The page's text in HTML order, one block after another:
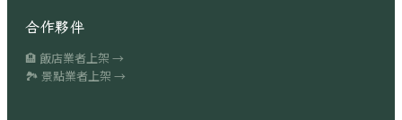
合作夥伴
🏨 飯店業者上架 →
🏞 景點業者上架 →